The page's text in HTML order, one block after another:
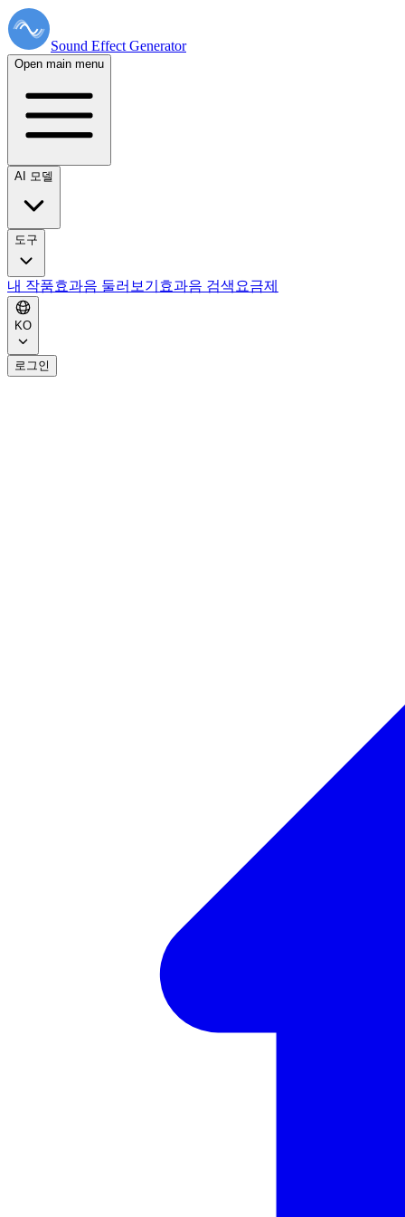
Sound Effect Generator
Open main menu
AI 모델
도구
내 작품효과음 둘러보기 효과음 검색 요금제
KO
로그인